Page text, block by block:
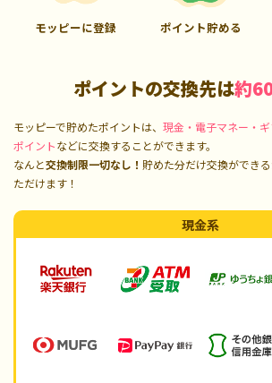
モッピーに登録 ポイント貯める
ポイントの交換先は約
モッピーで貯めたポイントは、 現金・電子マネー・
ポイントなどに交換することができます。
なんと交換制限一切なし！ 貯めた分だけ交換ができ
ただけます！
現金系